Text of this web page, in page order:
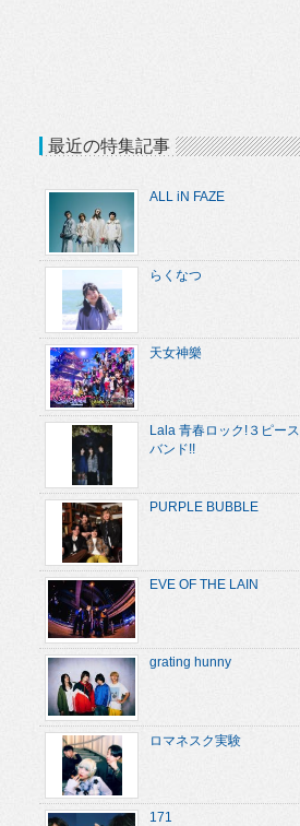
最近の特集記事
ALL iN FAZE
らくなつ
天女神樂
Lala 青春ロック!３ピース
バンド!!
PURPLE BUBBLE
EVE OF THE LAIN
grating hunny
ロマネスク実験
171